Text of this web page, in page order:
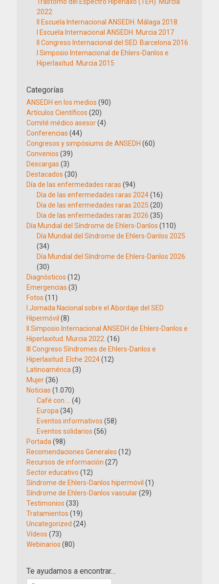
2022
II Escuela Internacional ANSEDH. Málaga 2018
I Escuela Internacional ANSEDH. Murcia 2017
II Congreso Internacional del SED. Barcelona 2016
I Simposio Internacional de Ehlers-Danlos e
Hiperlaxitud. Murcia 2015
Categorías
ANSEDH en los medios (90)
Artículos Científicos (20)
Comité médico asesor(4)
Conferencias (44)
Congresos y simpósiums de ANSEDH (60)
Convenios (39)
Descargas (3)
Destacados (30)
Día de las enfermedades raras (94)
Día de las enfermedades raras 2024(16)
Día de las enfermedades raras 2025 (20)
Día de las enfermedades raras 2026 (35)
Día Mundial del Síndrome de Ehlers-Danlos (110)
Día Mundial del Síndrome de Ehlers-Danlos 2025
(34)
Día Mundial del Síndrome de Ehlers-Danlos 2026
(30)
Diagnósticos (12)
Emergencias (3)
Fotos (11)
I Jornada Nacional sobre el Abordaje del SED
Hipermóvil (8)
II Simposio Internacional ANSEDH de Ehlers-Danlos e
Hiperlaxitud. Murcia 2022. (16)
III Congreso Síndromes de Ehlers-Danlos e
Hiperlaxitud. Elche 2024(12)
Latinoamérica (3)
Mujer(36)
Noticias (1.070)
Café con …
(4)
Europa (34)
Eventos informativos (58)
Eventos solidarios (56)
Portada (98)
Recomendaciones Generales (12)
Recursos de información (27)
Sector educativo (12)
Síndrome de Ehlers-Danlos hipermóvil (1)
Síndrome de Ehlers-Danlos vascular(29)
Testimonios (33)
Tratamientos (19)
Uncategorized (24)
Vídeos (73)
Webinarios (80)
Te ayudamos a encontrar…